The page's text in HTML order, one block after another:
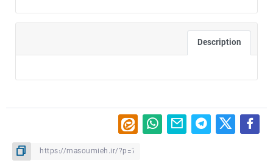
Description